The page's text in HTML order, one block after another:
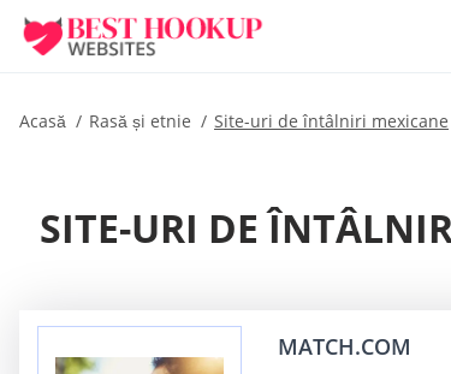
Acasă Rasă și etnie Site-uri de întâlniri mexicane
SITE-URI DE
MATCH.COM